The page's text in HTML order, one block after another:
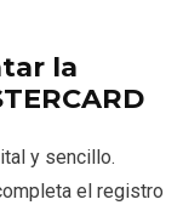
la
y sencillo.
el registro